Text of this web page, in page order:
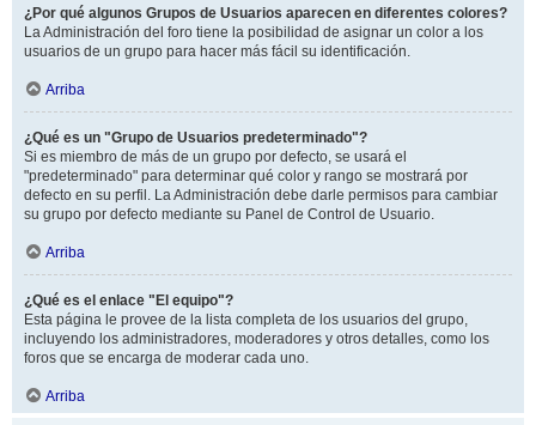
¿Por qué algunos Grupos de Usuarios aparecen en diferentes colores?
La Administración del foro tiene la posibilidad de asignar un color a los
usuarios de un grupo para hacer más fácil su identificación.
Arriba
¿Qué es un "Grupo de Usuarios predeterminado"?
Si es miembro de más de un grupo por defecto, se usará el
"predeterminado" para determinar qué color y rango se mostrará por
defecto en su perfil. La Administración debe darle permisos para cambiar
su grupo por defecto mediante su Panel de Control de Usuario.
Arriba
¿Qué es el enlace "El equipo"?
Esta página le provee de la lista completa de los usuarios del grupo,
incluyendo los administradores, moderadores y otros detalles, como los
foros que se encarga de moderar cada uno.
Arriba